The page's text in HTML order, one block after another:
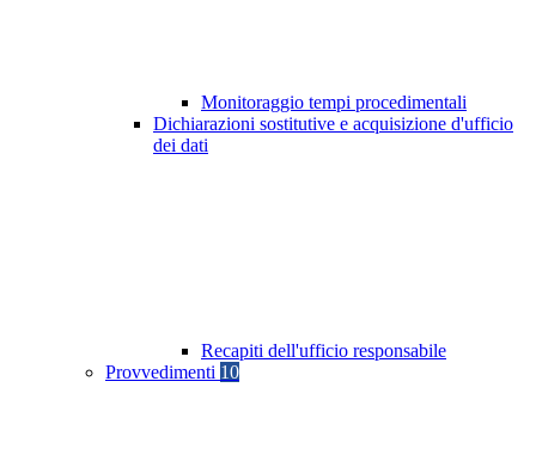
Monitoraggio tempi procedimentali
Dichiarazioni sostitutive e acquisizione d'ufficio
dei dati
Recapiti dell'ufficio responsabile
Provvedimenti 10